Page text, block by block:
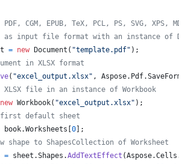
CGM, EPUB, TeX, PCL, PS, SVG, XPS,
as input file format with an instance of
= new Document ( "template.pdf" ) ;
in XLSX format
( "excel_output.xlsx" , Aspose. Pdf.
file in an instance of Workbook
new Workbook( "excel_output.xlsx" ) ;
default sheet
book.Worksheets 0
;
shape to ShapesCollection of Worksheet
= sheet .Shapes .AddTextEffect (Aspose.Cells .